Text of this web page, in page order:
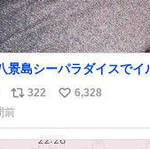
景島シーパラダイスでイ
を浴びたらゲソのおまけ
誰の食べカスかわからな
しいです。こんなおまけ
感謝しかありません。 #
リ
ポ
ス
322
い
ね
6,328
前